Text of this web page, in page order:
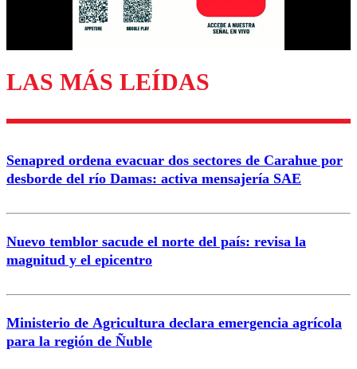
LAS MÁS LEÍDAS
Senapred ordena evacuar dos sectores de Carahue por
desborde del río Damas: activa mensajería SAE
Nuevo temblor sacude el norte del país: revisa la
magnitud y el epicentro
Ministerio de Agricultura declara emergencia agrícola
para la región de Ñuble